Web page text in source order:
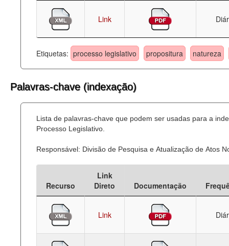
Link
Etiquetas: processo legislativo propositura natureza
Palavras-chave (indexação)
Lista de palavras-chave que podem ser usadas para a
Processo Legislativo.
Responsável: Divisão de Pesquisa e Atualização de Atos
Recurso
Link
Direto
Documentação
Link